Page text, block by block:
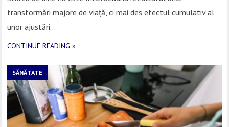
transformări majore de viață, ci mai des efectul cumulativ al
unor ajustări…
CONTINUE READING »
SĂNĂTATE